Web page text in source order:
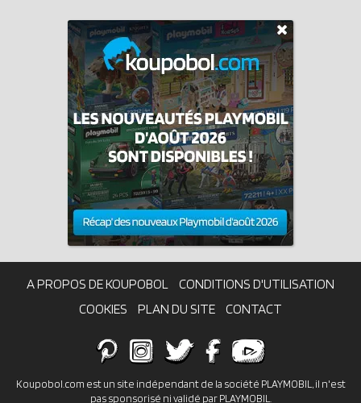
A PROPOS DE KOUPOBOL
CONDITIONS D'UTILISATION
COOKIES
PLAN DU SITE CONTACT
Koupobol.com est un site indépendant de la société PLAYMOBIL, il n'est
pas sponsorisé ni validé par PLAYMOBIL.